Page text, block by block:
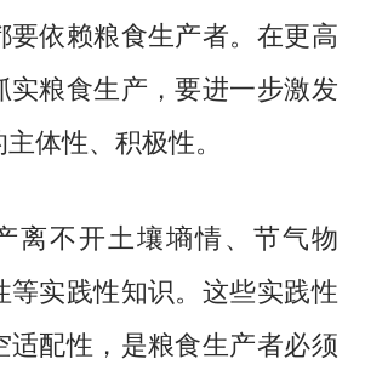
要依赖粮食生产者。在更高
实粮食生产，要进一步激发
体性、积极性。
不开土壤墒情、节气物
等实践性知识。这些实践性
适配性，是粮食生产者必须